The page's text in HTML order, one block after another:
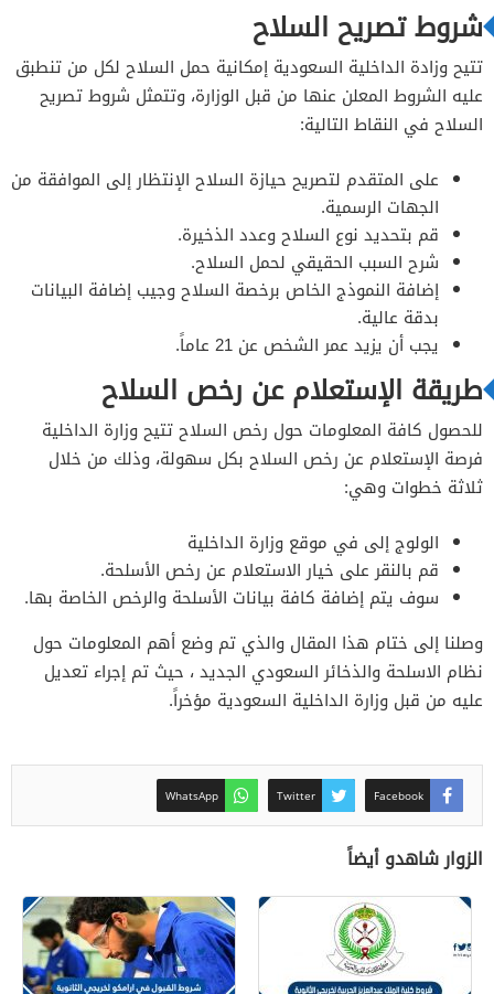
شروط تصريح السلاح
تتيح وزادة الداخلية السعودية إمكانية حمل السلاح لكل من تنطبق
عليه الشروط المعلن عنها من قبل الوزارة، وتتمثل شروط تصريح
السلاح في النقاط التالية:
على المتقدم لتصريح حيازة السلاح الإنتظار إلى الموافقة من
الجهات الرسمية.
قم بتحديد نوع السلاح وعدد الذخيرة.
شرح السبب الحقيقي لحمل السلاح.
إضافة النموذج الخاص برخصة السلاح وجيب إضافة البيانات
بدقة عالية.
يجب أن يزيد عمر الشخص عن 21 عاماً.
طريقة الإستعلام عن رخص السلاح
للحصول كافة المعلومات حول رخص السلاح تتيح وزارة الداخلية
فرصة الإستعلام عن رخص السلاح بكل سهولة، وذلك من خلال
ثلاثة خطوات وهي:
الولوج إلى في موقع وزارة الداخلية
قم بالنقر على خيار الاستعلام عن رخص الأسلحة.
سوف يتم إضافة كافة بيانات الأسلحة والرخص الخاصة بها.
وصلنا إلى ختام هذا المقال والذي تم وضع أهم المعلومات حول
نظام الاسلحة والذخائر السعودي الجديد ، حيث تم إجراء تعديل
عليه من قبل وزارة الداخلية السعودية مؤخراً.
Facebook
Twitter
WhatsApp
الزوار شاهدو أيضاً